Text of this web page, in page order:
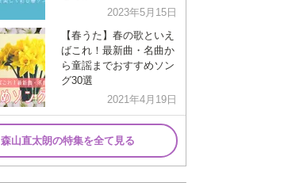
2023年5月15日
【春うた】春の歌といえ
ばこれ！最新曲・名曲か
ら童謡までおすすめソン
グ30選
2021年4月19日
森山直太朗の特集を全て見る